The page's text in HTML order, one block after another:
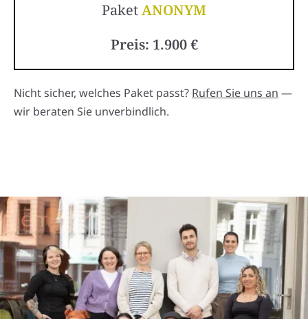
PaketANONYM
Preis: 1.900 €
Nicht sicher, welches Paket passt? Rufen Sie uns an —
wir beraten Sie unverbindlich.